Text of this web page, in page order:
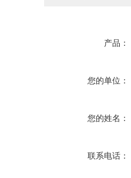
产品：
您的单位：
您的姓名：
联系电话：